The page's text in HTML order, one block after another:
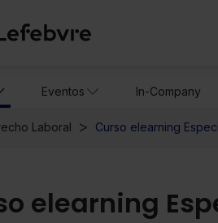
Eventos In-Company
Laboral Curso elearning
elearning